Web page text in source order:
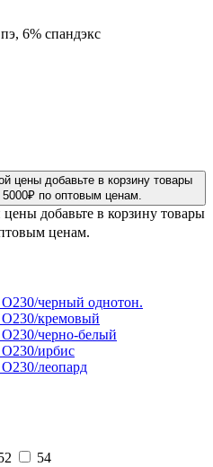
6% спандэкс
добавьте в корзину товары
ценам.
54